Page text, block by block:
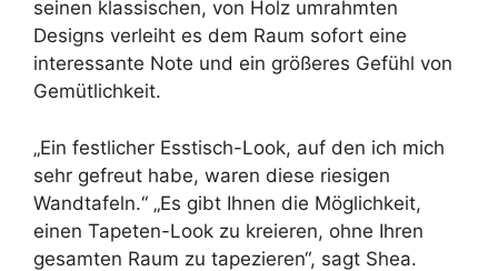
seinen klassischen, von Holz umrahmten
Designs verleiht es dem Raum sofort eine
interessante Note und ein größeres Gefühl von
Gemütlichkeit.
„Ein festlicher Esstisch-Look, auf den ich mich
sehr gefreut habe, waren diese riesigen
Wandtafeln.“ „Es gibt Ihnen die Möglichkeit,
einen Tapeten-Look zu kreieren, ohne Ihren
gesamten Raum zu tapezieren“, sagt Shea.